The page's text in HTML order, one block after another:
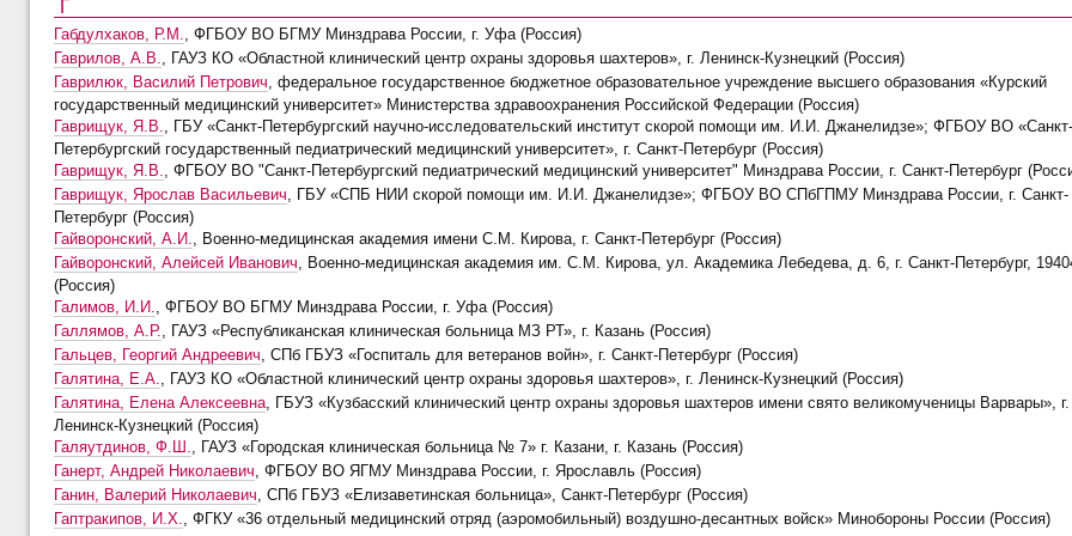
Г
Габдулхаков, Р.М., ФГБОУ ВО БГМУ Минздрава России, г. Уфа (Россия)
Гаврилов, А.В., ГАУЗ КО «Областной клинический центр охраны здоровья шахтеров», г. Ленинск-Кузнецкий (Россия)
Гаврилюк, Василий Петрович, федеральное государственное бюджетное образовательное учреждение высшего образования «Курский
государственный медицинский университет» Министерства здравоохранения Российской Федерации (Россия)
Гаврищук, Я.В., ГБУ «Санкт-Петербургский научно-исследовательский институт скорой помощи им. И.И. Джанелидзе»; ФГБОУ ВО «Санкт-
Петербургский государственный педиатрический медицинский университет», г. Санкт-Петербург (Россия)
Гаврищук, Я.В., ФГБОУ ВО "Санкт-Петербургский педиатрический медицинский университет" Минздрава России, г. Санкт-Петербург
Гаврищук, Ярослав Васильевич, ГБУ «СПБ НИИ скорой помощи им. И.И. Джанелидзе»; ФГБОУ ВО СПбГПМУ Минздрава России, г. Санкт-
Петербург (Россия)
Гайворонский, А.И., Военно-медицинская академия имени С.М. Кирова, г. Санкт-Петербург (Россия)
Гайворонский, Алейсей Иванович, Военно-медицинская академия им. С.М. Кирова, ул. Академика Лебедева, д. 6, г. Санкт-Петербург,
(Россия)
Галимов, И.И., ФГБОУ ВО БГМУ Минздрава России, г. Уфа (Россия)
Галлямов, А.Р., ГАУЗ «Республиканская клиническая больница МЗ РТ», г. Казань (Россия)
Гальцев, Георгий Андреевич, СПб ГБУЗ «Госпиталь для ветеранов войн», г. Санкт-Петербург (Россия)
Галятина, Е.А., ГАУЗ КО «Областной клинический центр охраны здоровья шахтеров», г. Ленинск-Кузнецкий (Россия)
Галятина, Елена Алексеевна, ГБУЗ «Кузбасский клинический центр охраны здоровья шахтеров имени свято великомученицы Варвары», г.
Ленинск-Кузнецкий (Россия)
Галяутдинов, Ф.Ш., ГАУЗ «Городская клиническая больница № 7» г. Казани, г. Казань (Россия)
Ганерт, Андрей Николаевич, ФГБОУ ВО ЯГМУ Минздрава России, г. Ярославль (Россия)
Ганин, Валерий Николаевич, СПб ГБУЗ «Елизаветинская больница», Санкт-Петербург (Россия)
Гаптракипов, И.Х., ФГКУ «36 отдельный медицинский отряд (аэромобильный) воздушно-десантных войск» Минобороны России (Россия)